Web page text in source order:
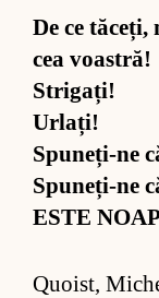
De ce
cea voas­tră!
Strigați!
Urlați!
Spu­ne­ți-ne
Spu­ne­ți-ne
ESTE
Qu­o­ist,